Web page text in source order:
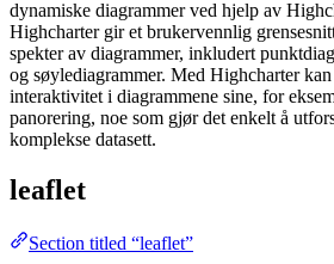
dynamiske diagrammer ved hjelp av
Highcharter gir et brukervennlig
spekter av diagrammer, inkludert
og søylediagrammer. Med Highcharter
interaktivitet i diagrammene sine, for
panorering, noe som gjør det enkelt å
komplekse datasett.
leaflet
Section titled “leaflet”